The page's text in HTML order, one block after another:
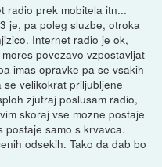
radio prek mobitela itn...
je, pa poleg sluzbe, otroka
Internet radio je ok,
povezavo vzpostavljat
imas opravke pa se vsakih
velikokrat priljubljene
zjutraj poslusam radio,
skoraj vse mozne postaje
postaje samo s krvavca.
odsekih. Tako da dab bo